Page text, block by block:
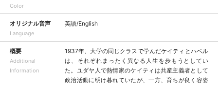
Color
オリジナル音声
Language
英語/English
概要
Additional
Information
1937年、大学の同じクラスで学んだケイティとハベル
は、それぞれまったく異なる人生を歩もうとしてい
た。ユダヤ人で熱情家のケイティは共産主義者として
政治活動に明け暮れていたが、一方、育ちが良く容姿